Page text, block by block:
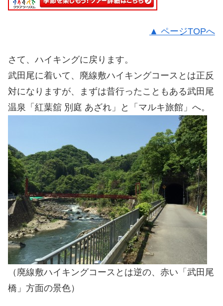
▲ ページTOPへ
さて、ハイキングに戻ります。
武田尾に着いて、廃線敷ハイキングコースとは正反
対になりますが、まずは昔行ったこともある武田尾
温泉「紅葉舘 別庭 あざれ」と「マルキ旅館」へ。
（廃線敷ハイキングコースとは逆の、赤い「武田尾
橋」方面の景色）